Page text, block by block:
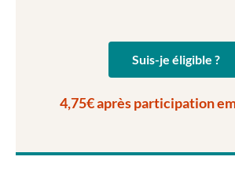
Suis-je éligible ?
4,75€ après participation